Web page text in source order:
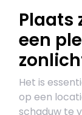
Plaats
een
Het is
op een
schaduw te